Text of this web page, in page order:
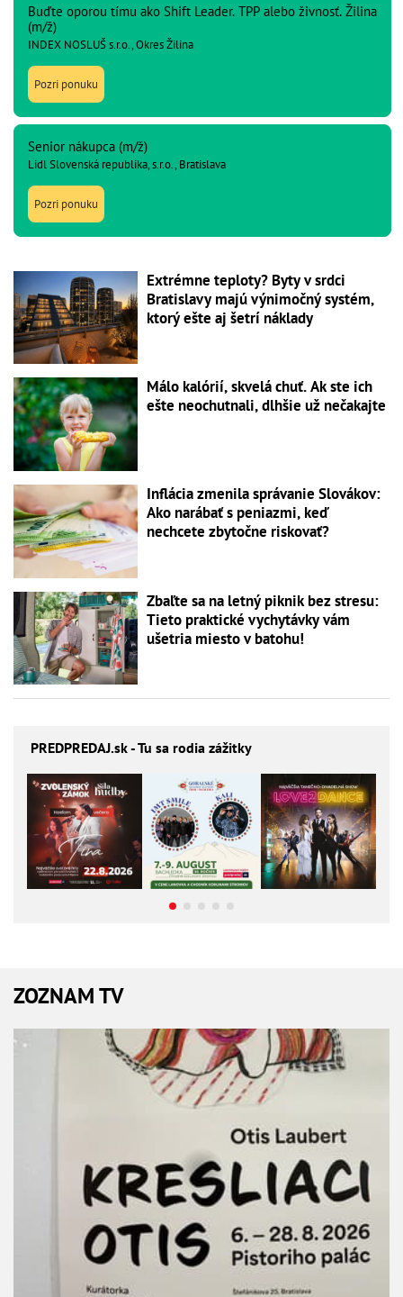
Buďte oporou tímu ako Shift Leader. TPP alebo živnosť. Žilina
(m/ž)
INDEX NOSLUŠ s.r.o., Okres Žilina
Pozri ponuku
Senior nákupca (m/ž)
Lidl Slovenská republika, s.r.o., Bratislava
Pozri ponuku
Extrémne teploty? Byty v srdci
Bratislavy majú výnimočný systém,
ktorý ešte aj šetrí náklady
Málo kalórií, skvelá chuť. Ak ste ich
ešte neochutnali, dlhšie už nečakajte
Inflácia zmenila správanie Slovákov:
Ako narábať s peniazmi, keď
nechcete zbytočne riskovať?
Zbaľte sa na letný piknik bez stresu:
Tieto praktické vychytávky vám
ušetria miesto v batohu!
PREDPREDAJ.sk - Tu sa rodia zážitky
ZOZNAM TV